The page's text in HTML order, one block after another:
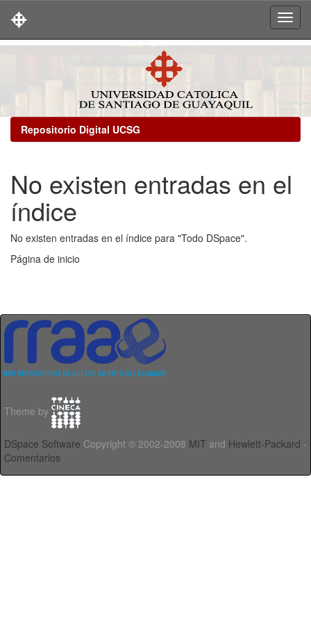
Repositorio Digital UCSG
No existen entradas en el
índice
No existen entradas en el índice para "Todo DSpace".
Página de inicio
Theme by
DSpace Software Copyright © 2002-2008 MIT and Hewlett-Packard -
Comentarios